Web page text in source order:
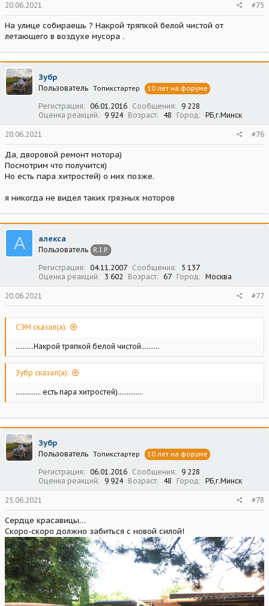
20.06.2021 #75
На улице собираешь ? Накрой тряпкой белой чистой от
летающего в воздухе мусора .
Зубр
Пользователь Топикстартер 10 лет на форуме
Регистрация 06.01.2016 Сообщения
9 228
Оценка реакций
9 924 Возраст 48 Город РБ,г.Минск
20.06.2021 #76
Да, дворовой ремонт мотора)
Посмотрим что получится)
Но есть пара хитростей) о них позже.
я никогда не видел таких грязных моторов
А алекса
Пользователь R.I.P.
Регистрация 04.11.2007 Сообщения
5 137
Оценка реакций
3 602 Возраст 67 Город Москва
20.06.2021 #77
СЭМ сказал(а):
..........Накрой тряпкой белой чистой..........
Зубр сказал(а):
.............. есть пара хитростей)..............
Зубр
Пользователь Топикстартер 10 лет на форуме
Регистрация 06.01.2016 Сообщения
9 228
Оценка реакций
9 924 Возраст 48 Город РБ,г.Минск
25.06.2021 #78
Сердце красавицы…
Скоро-скоро должно забиться с новой силой!